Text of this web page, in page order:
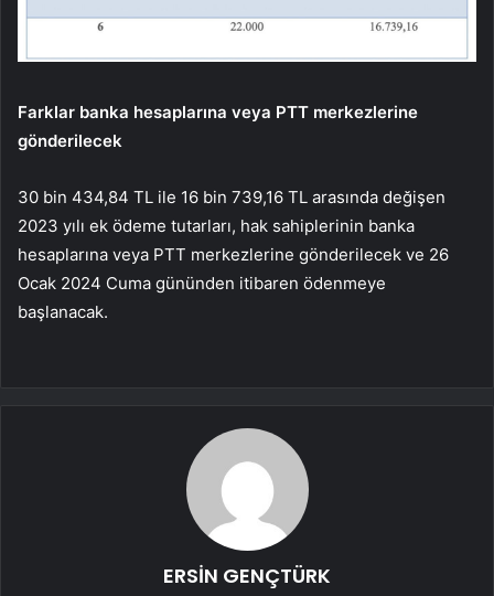
Farklar banka hesaplarına veya PTT merkezlerine
gönderilecek
30 bin 434,84 TL ile 16 bin 739,16 TL arasında değişen
2023 yılı ek ödeme tutarları, hak sahiplerinin banka
hesaplarına veya PTT merkezlerine gönderilecek ve 26
Ocak 2024 Cuma gününden itibaren ödenmeye
başlanacak.
ERSİN GENÇTÜRK